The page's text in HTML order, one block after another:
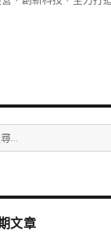
文章